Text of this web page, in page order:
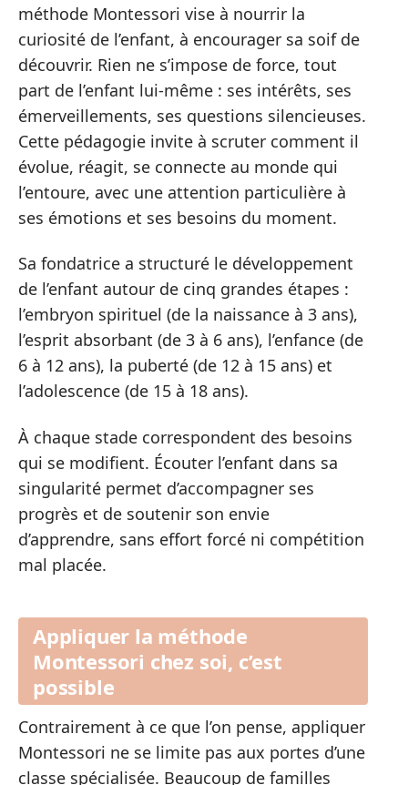
méthode Montessori vise à nourrir la
curiosité de l’enfant, à encourager sa soif de
découvrir. Rien ne s’impose de force, tout
part de l’enfant lui-même : ses intérêts, ses
émerveillements, ses questions silencieuses.
Cette pédagogie invite à scruter comment il
évolue, réagit, se connecte au monde qui
l’entoure, avec une attention particulière à
ses émotions et ses besoins du moment.
Sa fondatrice a structuré le développement
de l’enfant autour de cinq grandes étapes :
l’embryon spirituel (de la naissance à 3 ans),
l’esprit absorbant (de 3 à 6 ans), l’enfance (de
6 à 12 ans), la puberté (de 12 à 15 ans) et
l’adolescence (de 15 à 18 ans).
À chaque stade correspondent des besoins
qui se modifient. Écouter l’enfant dans sa
singularité permet d’accompagner ses
progrès et de soutenir son envie
d’apprendre, sans effort forcé ni compétition
mal placée.
Appliquer la méthode
Montessori chez soi, c’est
possible
Contrairement à ce que l’on pense, appliquer
Montessori ne se limite pas aux portes d’une
classe spécialisée. Beaucoup de familles